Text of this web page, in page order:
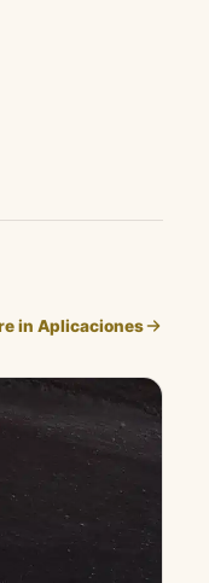
in Aplicaciones